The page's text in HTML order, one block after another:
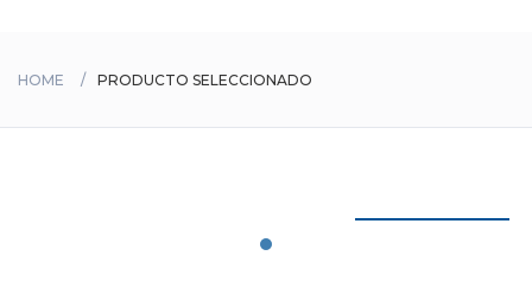
HOME PRODUCTO SELECCIONADO